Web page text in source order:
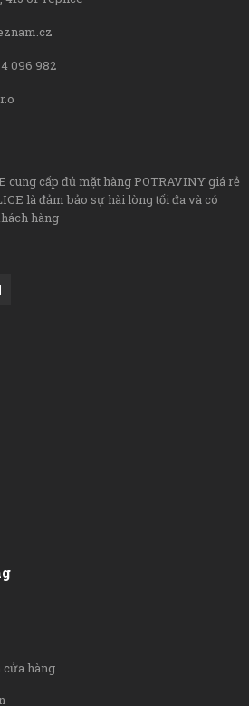
096 982
cung cấp đủ mặt hàng POTRAVINY giá rẻ
là đảm bảo sự hài lòng tối đa và có
hàng
hàng